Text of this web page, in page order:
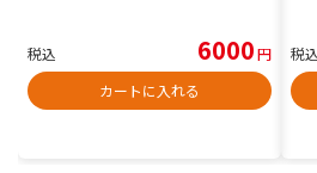
税込 6000円
カートに入れる
税込